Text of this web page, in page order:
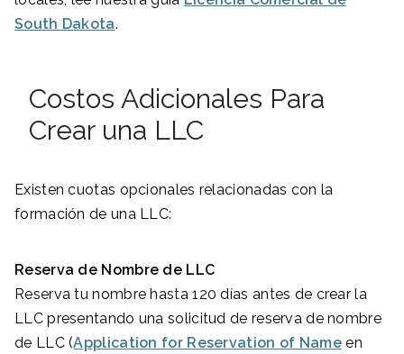
South Dakota.
Costos Adicionales Para
Crear una LLC
Existen cuotas opcionales relacionadas con la
formación de una LLC:
Reserva de Nombre de LLC
Reserva tu nombre hasta 120 días antes de crear la
LLC presentando una solicitud de reserva de nombre
de LLC (Application for Reservation of Nameen